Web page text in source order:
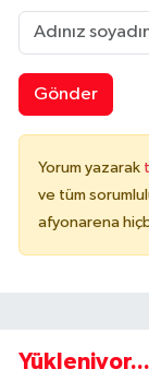
Gönder
Yorum yazarak
ve tüm
afyonarena
Yükleniyor...